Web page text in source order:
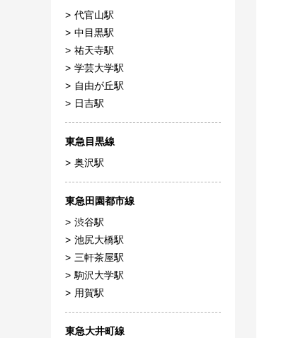
代官山駅
中目黒駅
祐天寺駅
学芸大学駅
自由が丘駅
日吉駅
東急目黒線
奥沢駅
東急田園都市線
渋谷駅
池尻大橋駅
三軒茶屋駅
駒沢大学駅
用賀駅
東急大井町線